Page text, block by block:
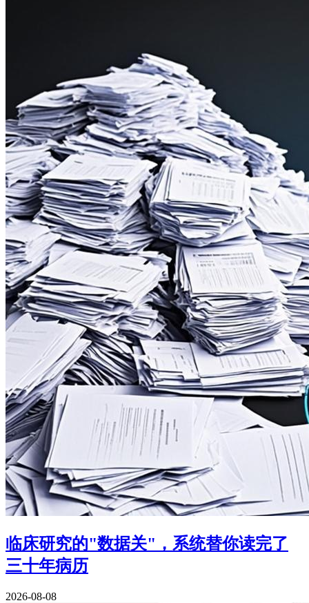
临床研究的"数据关"，系统替你读完了
三十年病历
2026-08-08